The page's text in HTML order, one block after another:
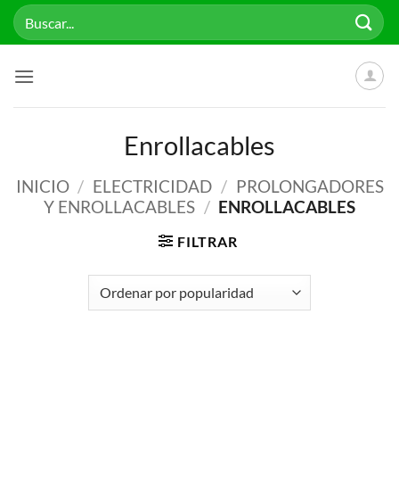
Saltar
Buscar
por:
Enrollacables
INICIO / ELECTRICIDAD / PROLONGADORES
Y ENROLLACABLES / ENROLLACABLES
FILTRAR